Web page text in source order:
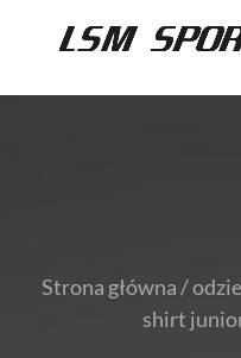
Strona główna/
shirt